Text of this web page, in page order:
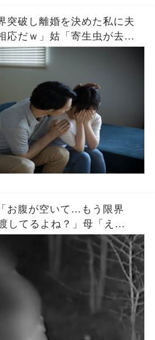
突破し離婚を決めた私に夫
応だｗ」姑「寄生虫が去っ
後→弟「迎えに来たよ」ドア
崩れ落ちｗ
お腹が空いて…もう限界
してるよね？」母「え
“異常な引き出し額”に凍り